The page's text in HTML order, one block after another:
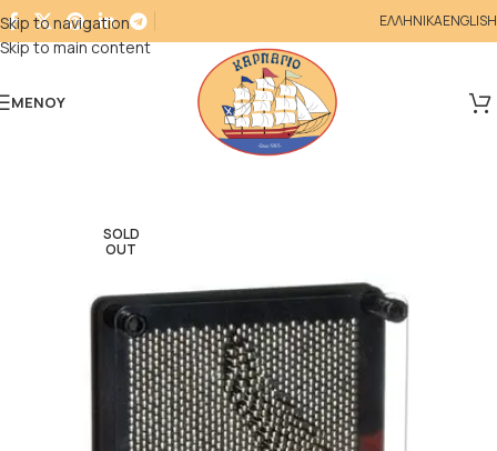
Skip to navigation
Skip to main content
ΕΛΛΗΝΙΚΑENGLISH
ΜΕΝΟΎ
SOLD
OUT